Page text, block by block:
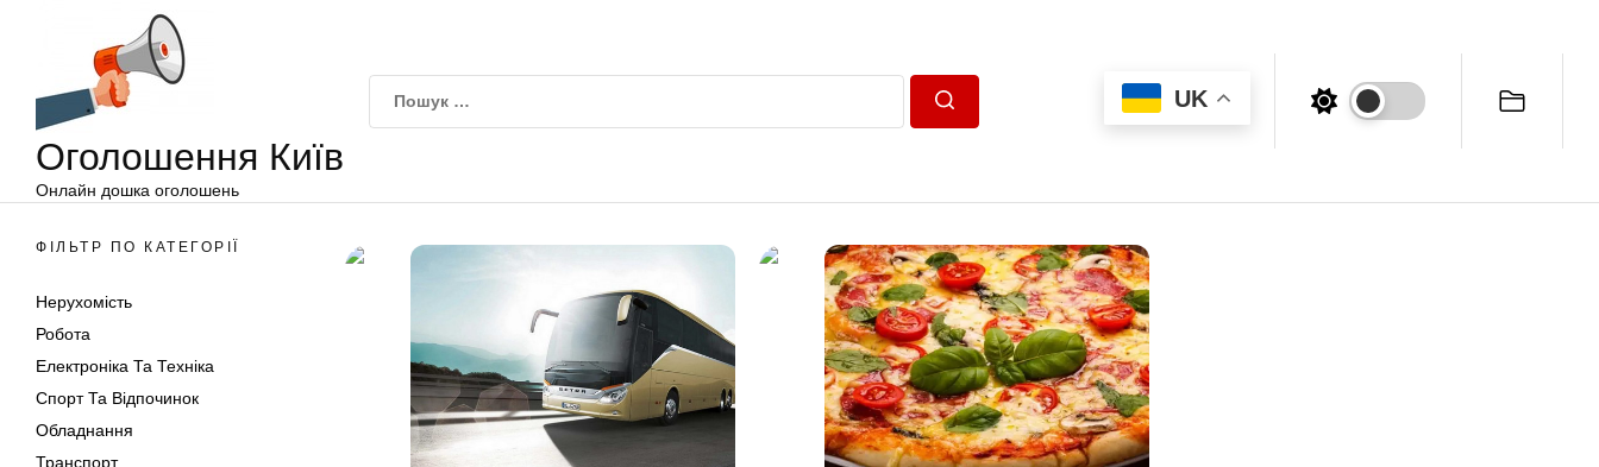
Оголошення Київ
Онлайн дошка оголошень
UK
ФІЛЬТР ПО КАТЕГОРІЇ
Нерухомість
Робота
Електроніка Та Техніка
Спорт Та Відпочинок
Обладнання
Транспорт